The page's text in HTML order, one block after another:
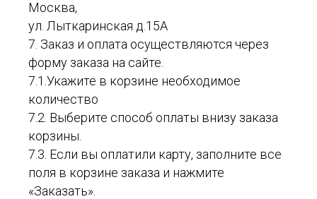
Москва,
ул. Лыткаринская д.15А
7. Заказ и оплата осуществляются через
форму заказа на сайте.
7.1.Укажите в корзине необходимое
количество
7.2. Выберите способ оплаты внизу заказа
корзины.
7.3. Если вы оплатили карту, заполните все
поля в корзине заказа и нажмите
«Заказать».